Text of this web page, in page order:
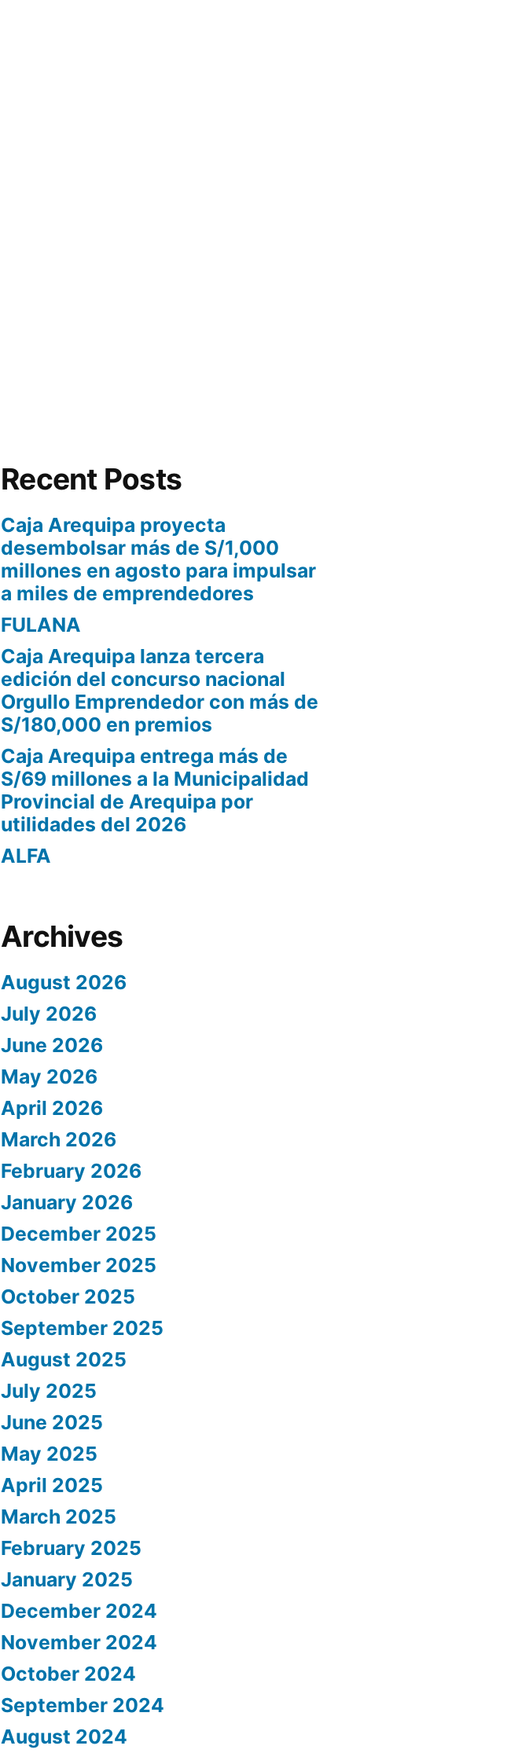
Recent Posts
Caja Arequipa proyecta
desembolsar más de S/1,000
millones en agosto para impulsar
a miles de emprendedores
FULANA
Caja Arequipa lanza tercera
edición del concurso nacional
Orgullo Emprendedor con más de
S/180,000 en premios
Caja Arequipa entrega más de
S/69 millones a la Municipalidad
Provincial de Arequipa por
utilidades del 2026
ALFA
Archives
August 2026
July 2026
June 2026
May 2026
April 2026
March 2026
February 2026
January 2026
December 2025
November 2025
October 2025
September 2025
August 2025
July 2025
June 2025
May 2025
April 2025
March 2025
February 2025
January 2025
December 2024
November 2024
October 2024
September 2024
August 2024